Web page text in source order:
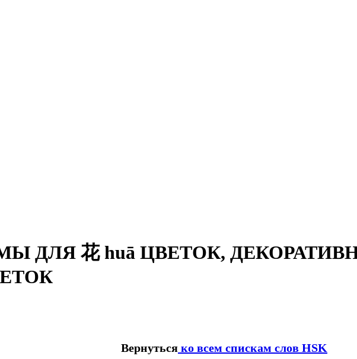
ДЛЯ 花 huā ЦВЕТОК,
Вернуться ко всем спискам слов HSK